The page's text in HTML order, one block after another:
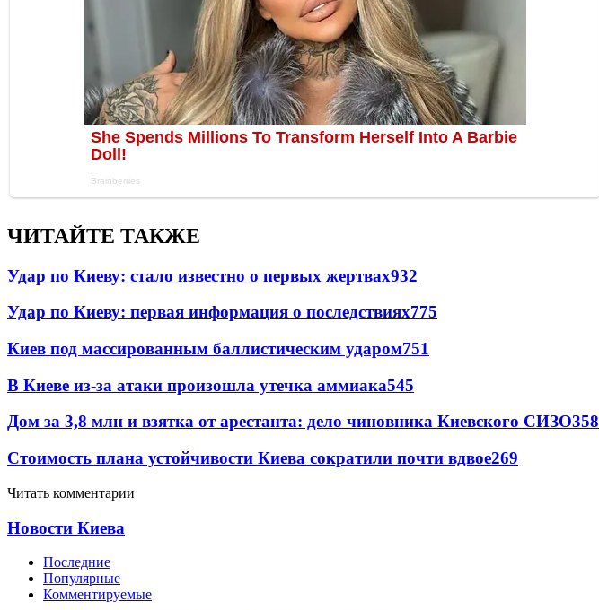
ЧИТАЙТЕ ТАКЖЕ
Удар по Киеву: стало известно о первых жертвах932
Удар по Киеву: первая информация о последствиях775
Киев под массированным баллистическим ударом751
В Киеве из-за атаки произошла утечка аммиака545
Дом за 3,8 млн и взятка от арестанта: дело чиновника Киевского СИЗО358
Стоимость плана устойчивости Киева сократили почти вдвое269
Читать комментарии
Новости Киева
Последние
Популярные
Комментируемые